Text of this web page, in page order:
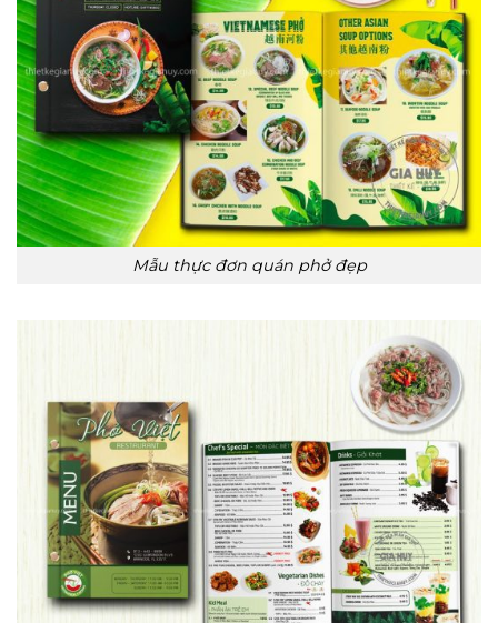
Mẫu thực đơn quán phở đẹp